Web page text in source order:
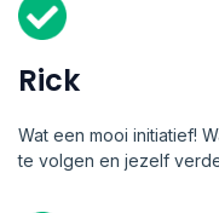
Rick
Wat een mooi initiatief!
te volgen en jezelf